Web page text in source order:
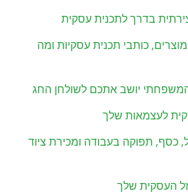
בדרך לתכנית עסקית
כותבי תכנית עסקיות ומה
יושב אתכם לשולחן החג
לעצמאות שלך
כסף, תפוקה בעבודה ומכירת ציוד
העסקית שלך